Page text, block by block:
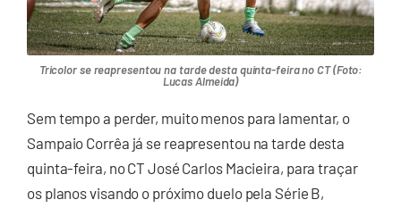
Tricolor se reapresentou na tarde desta quinta-feira no CT (Foto:
Lucas Almeida)
Sem tempo a perder, muito menos para lamentar, o
Sampaio Corrêa já se reapresentou na tarde desta
quinta-feira, no CT José Carlos Macieira, para traçar
os planos visando o próximo duelo pela Série B,